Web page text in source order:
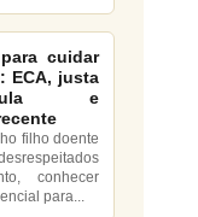
cuidar
ECA, justa
e
filho doente
conhecer
para...